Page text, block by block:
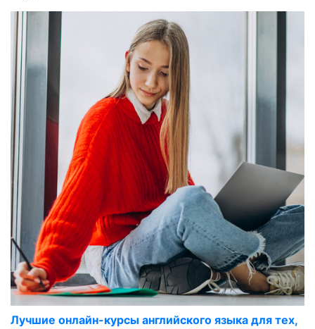
Лучшие онлайн-курсы английского языка для тех,